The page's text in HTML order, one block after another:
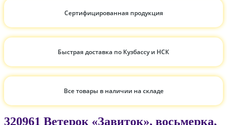
Сертифицированная продукция
Быстрая доставка по Кузбассу и НСК
Все товары в наличии на складе
320961 Ветерок «Завиток», восьмерка,